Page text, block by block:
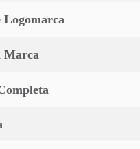
Logomarca
Marca